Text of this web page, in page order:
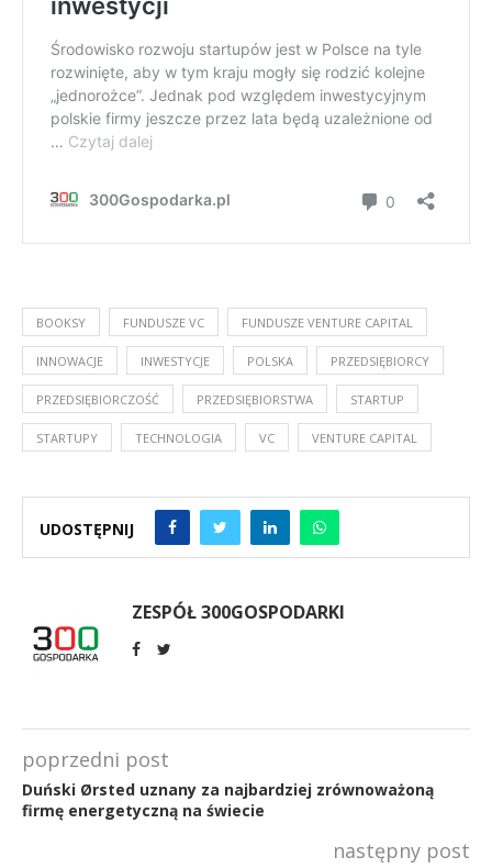
BOOKSY FUNDUSZE VC FUNDUSZE VENTURE CAPITAL
INNOWACJE INWESTYCJE POLSKA PRZEDSIĘBIORCY
PRZEDSIĘBIORCZOŚĆ PRZEDSIĘBIORSTWA STARTUP
STARTUPY TECHNOLOGIA VC VENTURE CAPITAL
UDOSTĘPNIJ
ZESPÓŁ 300GOSPODARKI
poprzedni post
Duński Ørsted uznany za najbardziej zrównoważoną
firmę energetyczną na świecie
następny post